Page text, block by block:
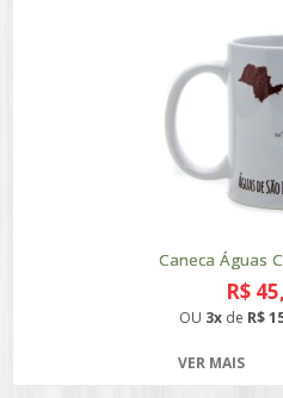
Caneca Águas
R$
OU 3x de R$
VER MAIS